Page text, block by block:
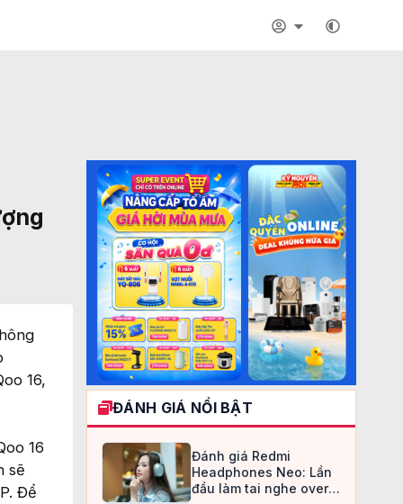
16,
16
sẽ
Để
ĐÁNH GIÁ NỔI BẬT
Đánh giá Redmi
Headphones Neo: Lần
đầu làm tai nghe over-